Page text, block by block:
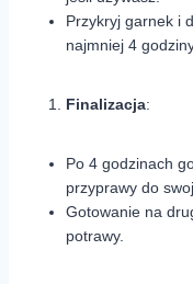
Przykryj garnek i
najmniej 4
Finalizacja:
Po 4 godzinach
przyprawy do
Gotowanie na
potrawy.